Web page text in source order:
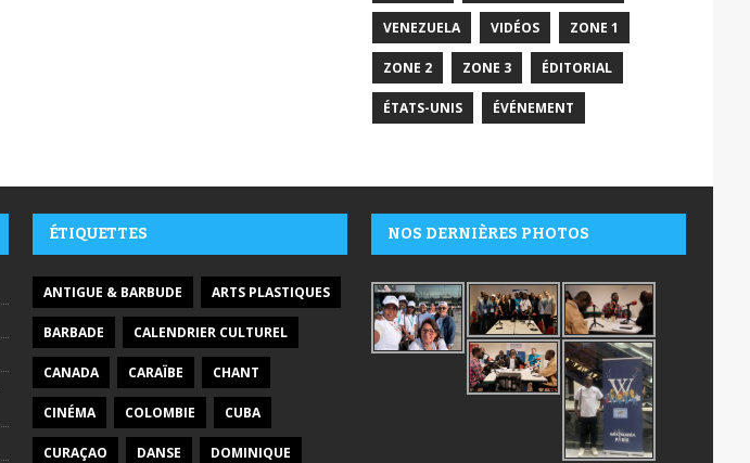
VENEZUELA VIDÉOS ZONE 1
ZONE 2 ZONE 3 ÉDITORIAL
ÉTATS-UNIS ÉVÉNEMENT
ÉTIQUETTES
ANTIGUE & BARBUDE ARTS PLASTIQUES
BARBADE CALENDRIER CULTUREL
CANADA CARAÏBE CHANT
CINÉMA COLOMBIE CUBA
CURAÇAO DANSE DOMINIQUE
NOS DERNIÈRES PHOTOS